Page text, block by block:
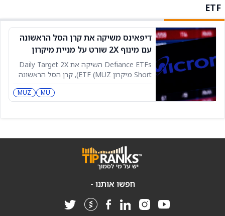
ETF
דיפאינס משיקה את קרן הסל הראשונה
עם מינוף 2X שורט על מניית מיקרון
(מיקרון) לקראת דוח 24 ביוני
Defiance ETFs השיקה את Daily Target 2X
Short מיקרון ETF (MUZ), קרן הסל הראשונה
שנועדה לנוע הפוך למניית מיקרון Technology
(מיקרון) עם תשואות מוגברות. הקרן נותנת
לסוחרים דרך להמר נגד התנועות של מיקרון על
MU
MUZ
חפשו אותנו -